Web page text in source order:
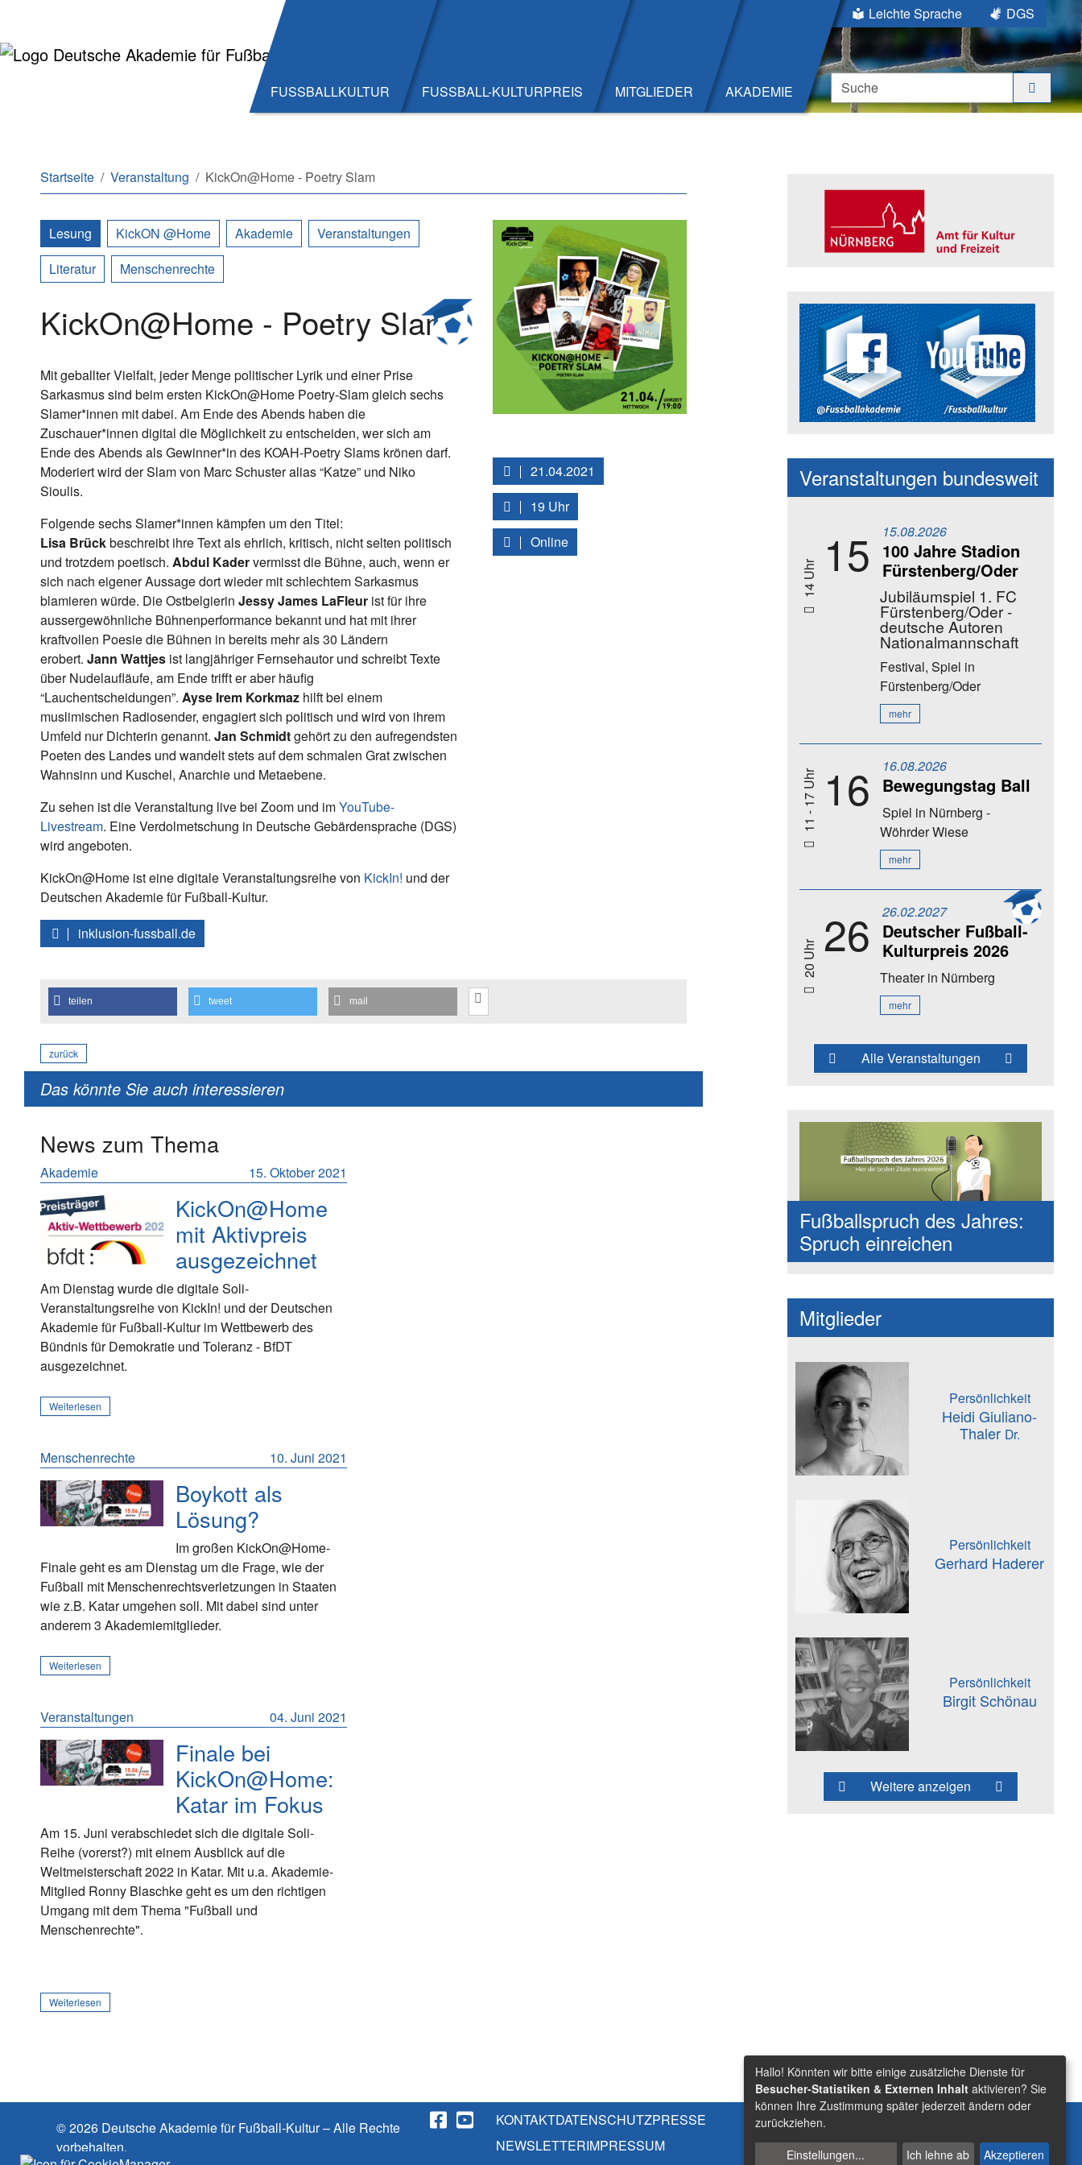
FUSSBALLKULTUR FUSSBALL-KULTURPREIS MITGLIEDER AKADEMIE
Leichte Sprache
DGS
Suche
Sie sind hier:
Startseite Veranstaltung KickOn@Home - Poetry Slam
Lesung KickON @Home Akademie
Veranstaltungen
Literatur
Menschenrechte
KickOn@Home - Poetry Slam
Mit geballter Vielfalt, jeder Menge politischer Lyrik und einer Prise
Sarkasmus sind beim ersten KickOn@Home Poetry-Slam gleich sechs
Slamer*innen mit dabei. Am Ende des Abends haben die
Zuschauer*innen digital die Möglichkeit zu entscheiden, wer sich am
Ende des Abends als Gewinner*in des KOAH-Poetry Slams krönen darf.
Moderiert wird der Slam von Marc Schuster alias “Katze” und Niko
Sioulis.
Folgende sechs Slamer*innen kämpfen um den Titel:
Lisa Brückbeschreibt ihre Text als ehrlich, kritisch, nicht selten politisch
und trotzdem poetisch. Abdul Kadervermisst die Bühne, auch, wenn er
sich nach eigener Aussage dort wieder mit schlechtem Sarkasmus
blamieren würde. Die Ostbelgierin Jessy James LaFleur ist für ihre
aussergewöhnliche Bühnenperformance bekannt und hat mit ihrer
kraftvollen Poesie die Bühnen in bereits mehr als 30 Ländern
erobert. Jann Wattjes ist langjähriger Fernsehautor und schreibt Texte
über Nudelaufläufe, am Ende trifft er aber häufig
“Lauchentscheidungen”. Ayse Irem Korkmaz hilft bei einem
muslimischen Radiosender, engagiert sich politisch und wird von ihrem
Umfeld nur Dichterin genannt. Jan Schmidtgehört zu den aufregendsten
Poeten des Landes und wandelt stets auf dem schmalen Grat zwischen
Wahnsinn und Kuschel, Anarchie und Metaebene.
Zu sehen ist die Veranstaltung live bei Zoom und imYouTube-
Livestream. Eine Verdolmetschung in Deutsche Gebärdensprache (DGS)
wird angeboten.
KickOn@Home ist eine digitale Veranstaltungsreihe von KickIn! und der
Deutschen Akademie für Fußball-Kultur.
inklusion-fussball.de
21.04.2021
19 Uhr
Online
teilen tweet mail
zurück
Das könnte Sie auch interessieren
News zum Thema
15. Oktober 2021
Akademie
KickOn@Home
mit Aktivpreis
ausgezeichnet
Am Dienstag wurde die digitale Soli-
Veranstaltungsreihe von KickIn! und der Deutschen
Akademie für Fußball-Kultur im Wettbewerb des
Bündnis für Demokratie und Toleranz - BfDT
ausgezeichnet.
Weiterlesen
10. Juni 2021
Menschenrechte
Boykott als
Lösung?
Im großen KickOn@Home-
Finale geht es am Dienstag um die Frage, wie der
Fußball mit Menschenrechtsverletzungen in Staaten
wie z.B. Katar umgehen soll. Mit dabei sind unter
anderem 3 Akademiemitglieder.
Weiterlesen
04. Juni 2021
Veranstaltungen
Finale bei
KickOn@Home:
Katar im Fokus
Am 15. Juni verabschiedet sich die digitale Soli-
Reihe (vorerst?) mit einem Ausblick auf die
Weltmeisterschaft 2022 in Katar. Mit u.a. Akademie-
Mitglied Ronny Blaschke geht es um den richtigen
Umgang mit dem Thema "Fußball und
Menschenrechte".
Weiterlesen
Social Media Kanäle der
Veranstaltungen bundesweit
14 Uhr 15 15.08.2026
100 Jahre Stadion
Fürstenberg/Oder
Jubiläumspiel 1. FC
Fürstenberg/Oder -
deutsche Autoren
Nationalmannschaft
Festival, Spiel in
Fürstenberg/Oder
mehr
11 - 17 Uhr 16 16.08.2026
Bewegungstag Ball
Spiel in Nürnberg -
Wöhrder Wiese
mehr
20 Uhr 26 26.02.2027
Deutscher Fußball-
Kulturpreis 2026
Theaterin Nürnberg
mehr
Alle Veranstaltungen
Fußballspruch des Jahres:
Spruch einreichen
Mitglieder
Persönlichkeit
Heidi Giuliano-
Thaler Dr.
Persönlichkeit
Gerhard Haderer
Persönlichkeit
Birgit Schönau
Weitere anzeigen
© 2026 Deutsche Akademie für Fußball-Kultur – Alle Rechte
vorbehalten.
KONTAKTDATENSCHUTZPRESSE
NEWSLETTERIMPRESSUM
Suche
Hallo! Könnten wir bitte einige zusätzliche Dienste für
Besucher-Statistiken & Externen Inhalt aktivieren? Sie
können Ihre Zustimmung später jederzeit ändern oder
zurückziehen.
Einstellungen... Ich lehne ab Akzeptieren